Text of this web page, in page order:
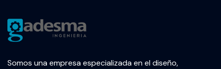
Somos una empresa especializada en el diseño,